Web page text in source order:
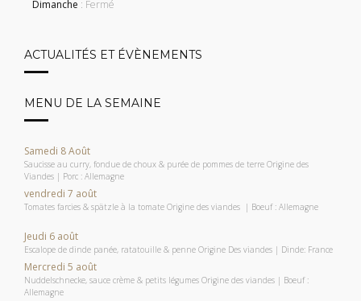
Dimanche : Fermé
ACTUALITÉS ET ÉVÈNEMENTS
MENU DE LA SEMAINE
Samedi 8 Août
Saucisse au curry, fondue de choux & purée de pommes de terre Origine des
Viandes | Porc : Allemagne
vendredi 7 août
Tomates farcies & spätzle à la tomate Origine des viandes | Boeuf : Allemagne
Jeudi 6 août
Escalope de dinde panée, ratatouille & penne Origine Des viandes | Dinde: France
Mercredi 5 août
Nuddelschnecke, sauce crème & petits légumes Origine des viandes | Boeuf :
Allemagne